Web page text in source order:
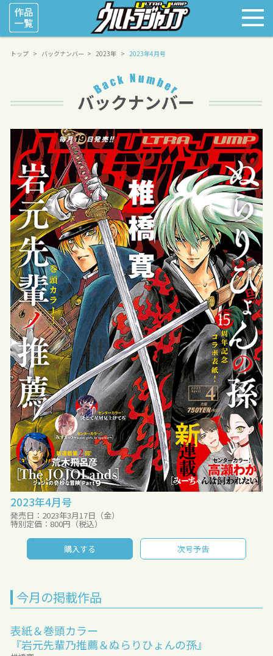
トップ バックナンバー 2023年 2023年4月号
2023年4月号
発売日：2023年3月17日（金）
特別定価：800円（税込）
購入する 次号予告
今月の掲載作品
表紙＆巻頭カラー
『岩元先輩乃推薦＆ぬらりひょんの孫』